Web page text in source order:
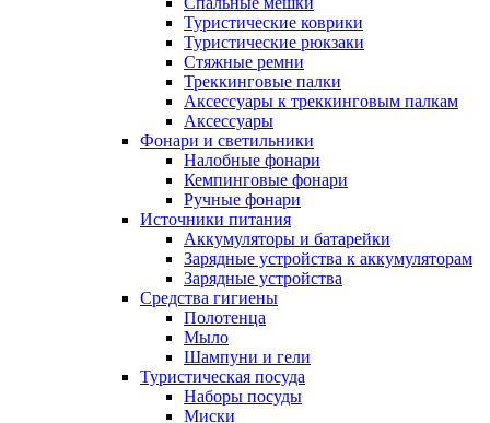
Туристические коврики
Туристические рюкзаки
Стяжные ремни
Треккинговые палки
Аксессуары к треккинговым палкам
Аксессуары
Фонари и светильники
Налобные фонари
Кемпинговые фонари
Ручные фонари
Источники питания
Аккумуляторы и батарейки
Зарядные устройства к аккумуляторам
Зарядные устройства
Средства гигиены
Полотенца
Мыло
Шампуни и гели
Туристическая посуда
Наборы посуды
Миски